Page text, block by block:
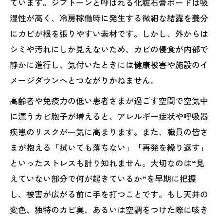
湿性が高く、冷房稼働時に発生する微細な結露を養分
にカビが根を張りやすい素材です。しかし、外からは
シミや汚れにしか見えないため、カビの侵食が内部で
静かに進行し、気付いたときには健康被害や施設のイ
メージダウンへとつながりかねません。
高齢者や免疫力の低い患者さまが過ごす空間で空気中
に漂うカビ胞子が増えると、アレルギー症状や呼吸器
疾患のリスクが一気に高まります。また、職員の皆さ
まが抱える「拭いても落ちない」「再発を繰り返す」
といったストレスも計り知れません。大切なのは“見
えていない部分で何が起きているか”を早期に把握
し、被害が広がる前に手を打つことです。もし天井の
変色、独特のカビ臭、あるいは空調をつけた際に咳き